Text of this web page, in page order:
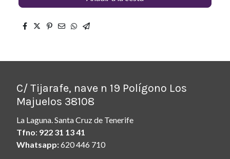
C/ Tijarafe, nave n 19 Polígono Los
Majuelos 38108
La Laguna. Santa Cruz de Tenerife
Tfno: 922 31 13 41
Whatsapp:620 446 710